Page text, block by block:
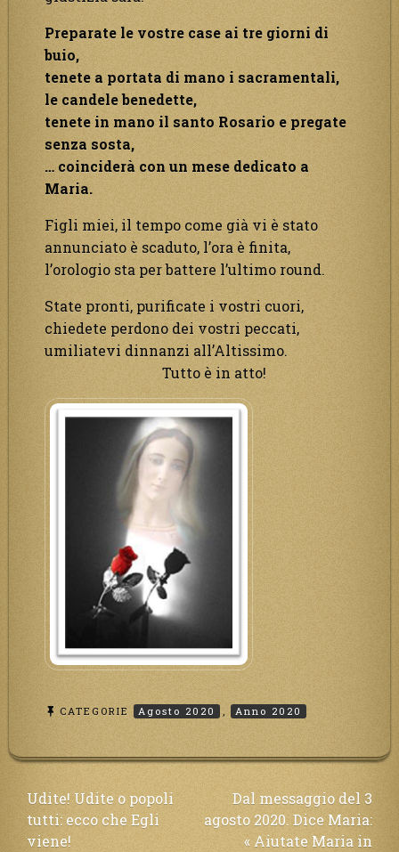
Preparate le vostre case ai tre giorni di
buio,
tenete a portata di mano i sacramentali,
le candele benedette,
tenete in mano il santo Rosario e pregate
senza sosta,
… coinciderà con un mese dedicato a
Maria.
Figli miei, il tempo come già vi è stato
annunciato è scaduto, l’ora è finita,
l’orologio sta per battere l’ultimo round.
State pronti, purificate i vostri cuori,
chiedete perdono dei vostri peccati,
umiliatevi dinnanzi all’Altissimo.
Tutto è in atto!
CATEGORIE Agosto 2020 Anno 2020
Navigazione
articoli
Udite! Udite o popoli
tutti: ecco che Egli
viene!
Dal messaggio del 3
agosto 2020. Dice Maria:
« Aiutate Maria in